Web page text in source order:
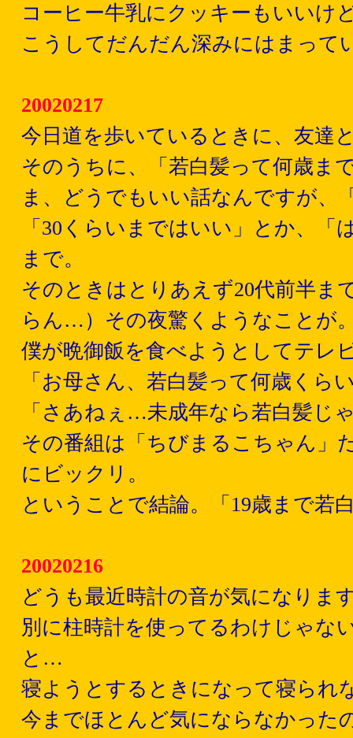
コーヒー牛乳にクッキーもいいけ
こうしてだんだん深みにはまって
20020217
今日道を歩いているときに、友達
そのうちに、「若白髪って何歳ま
ま、どうでもいい話なんですが、
「30くらいまではいい」とか、
まで。
そのときはとりあえず20代前半ま
らん…）その夜驚くようなことが
僕が晩御飯を食べようとしてテレ
「お母さん、若白髪って何歳くら
「さあねぇ…未成年なら若白髪じ
その番組は「ちびまるこちゃん」
にビックリ。
ということで結論。「19歳まで若
20020216
どうも最近時計の音が気になりま
別に柱時計を使ってるわけじゃな
と…
寝ようとするときになって寝ら
今までほとんど気にならなかった